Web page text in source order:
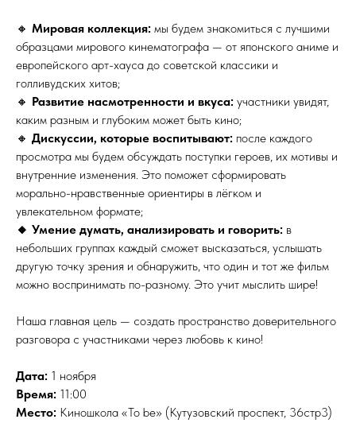
🔸 Мировая коллекция: мы будем знакомиться с лучшими
образцами мирового кинематографа — от японского аниме и
европейского арт-хауса до советской классики и
голливудских хитов;
🔸 Развитие насмотренности и вкуса: участники увидят,
каким разным и глубоким может быть кино;
🔸 Дискуссии, которые воспитывают: после каждого
просмотра мы будем обсуждать поступки героев, их мотивы и
внутренние изменения. Это поможет сформировать
морально-нравственные ориентиры в лёгком и
увлекательном формате;
🔸 Умение думать, анализировать и говорить: в
небольших группах каждый сможет высказаться, услышать
другую точку зрения и обнаружить, что один и тот же фильм
можно воспринимать по-разному. Это учит мыслить шире!
Наша главная цель — создать пространство доверительного
разговора с участниками через любовь к кино!
Дата: 1 ноября
Время: 11:00
Место: Киношкола «To be» (Кутузовский проспект, 36стр3)